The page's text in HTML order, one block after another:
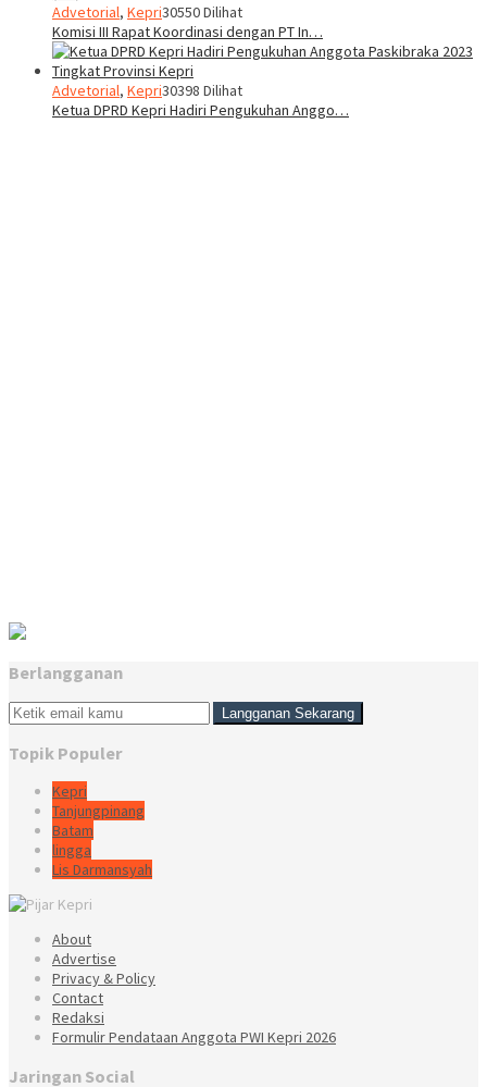
Advetorial, Kepri30550 Dilihat
Komisi III Rapat Koordinasi dengan PT In…
Advetorial, Kepri30398 Dilihat
Ketua DPRD Kepri Hadiri Pengukuhan Anggo…
Berlangganan
Topik Populer
Kepri
Tanjungpinang
Batam
lingga
Lis Darmansyah
About
Advertise
Privacy & Policy
Contact
Redaksi
Formulir Pendataan Anggota PWI Kepri 2026
Jaringan Social